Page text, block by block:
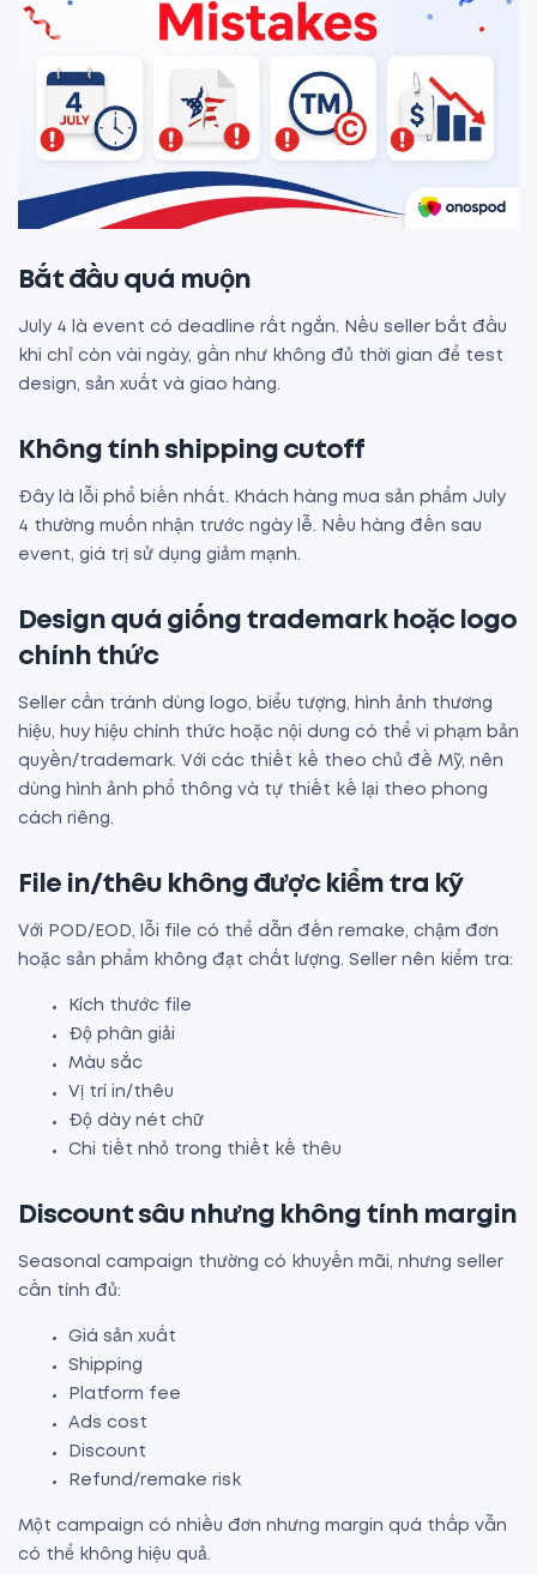
Bắt đầu quá muộn
July 4 là event có deadline rất ngắn. Nếu seller bắt đầu
khi chỉ còn vài ngày, gần như không đủ thời gian để test
design, sản xuất và giao hàng.
Không tính shipping cutoff
Đây là lỗi phổ biến nhất. Khách hàng mua sản phẩm July
4 thường muốn nhận trước ngày lễ. Nếu hàng đến sau
event, giá trị sử dụng giảm mạnh.
Design quá giống trademark hoặc logo
chính thức
Seller cần tránh dùng logo, biểu tượng, hình ảnh thương
hiệu, huy hiệu chính thức hoặc nội dung có thể vi phạm bản
quyền/trademark. Với các thiết kế theo chủ đề Mỹ, nên
dùng hình ảnh phổ thông và tự thiết kế lại theo phong
cách riêng.
File in/thêu không được kiểm tra kỹ
Với POD/EOD, lỗi file có thể dẫn đến remake, chậm đơn
hoặc sản phẩm không đạt chất lượng. Seller nên kiểm tra:
Kích thước file
Độ phân giải
Màu sắc
Vị trí in/thêu
Độ dày nét chữ
Chi tiết nhỏ trong thiết kế thêu
Discount sâu nhưng không tính margin
Seasonal campaign thường có khuyến mãi, nhưng seller
cần tính đủ:
Giá sản xuất
Shipping
Platform fee
Ads cost
Discount
Refund/remake risk
Một campaign có nhiều đơn nhưng margin quá thấp vẫn
có thể không hiệu quả.